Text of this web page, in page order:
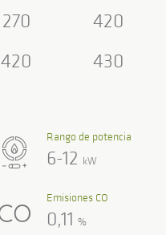
270 420
420 430
Rango de potencia
6-12 kW
Emisiones CO
0,11 %